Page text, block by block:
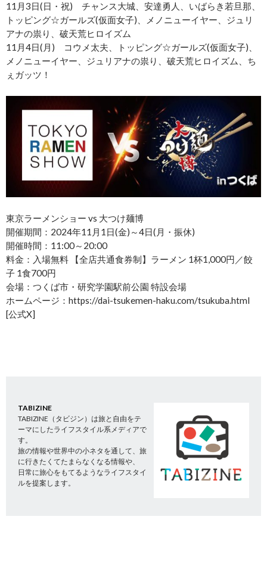
11月3日(日・祝) チャンス大城、安達勇人、いばらき若旦那、
トッピング☆ガールズ(仮面女子)、メノニューイヤー、ジュリ
アナの祟り、破天荒ヒロイズム
11月4日(月) コウメ太夫、トッピング☆ガールズ(仮面女子)、
メノニューイヤー、ジュリアナの祟り、破天荒ヒロイズム、ち
ぇガッツ！
東京ラーメンショー vs 大つけ麺博
開催期間：2024年11月1日(金)～4日(月・振休)
開催時間：11:00～20:00
料金：入場無料 【全店共通食券制】ラーメン 1杯1,000円／餃
子 1食700円
会場：つくば市・研究学園駅前公園 特設会場
ホームページ：https://dai-tsukemen-haku.com/tsukuba.html
[公式X]
TABIZINE
TABIZINE（タビジン）は旅と自由をテ
ーマにしたライフスタイル系メディアで
す。
旅の情報や世界中の小ネタを通して、旅
に行きたくてたまらなくなる情報や、
日常に旅心をもてるようなライフスタイ
ルを提案します。